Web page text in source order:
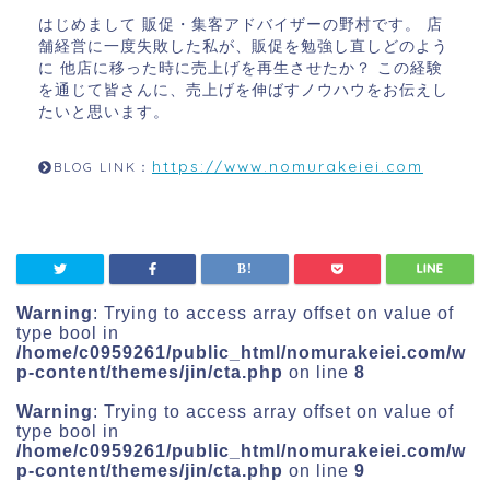
はじめまして 販促・集客アドバイザーの野村です。 店
舗経営に一度失敗した私が、販促を勉強し直しどのよう
に 他店に移った時に売上げを再生させたか？ この経験
を通じて皆さんに、売上げを伸ばすノウハウをお伝えし
たいと思います。
BLOG LINK： https://www.nomurakeiei.com
Warning: Trying to access array offset on value of
type bool in
/home/c0959261/public_html/nomurakeiei.com/w
p-content/themes/jin/cta.php on line 8
Warning: Trying to access array offset on value of
type bool in
/home/c0959261/public_html/nomurakeiei.com/w
p-content/themes/jin/cta.php on line 9